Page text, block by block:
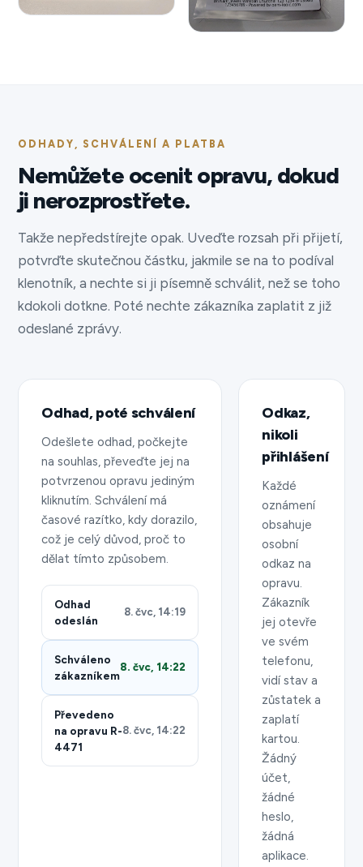
ODHADY, SCHVÁLENÍ A PLATBA
Nemůžete ocenit opravu, dokud
ji nerozprostřete.
Takže nepředstírejte opak. Uveďte rozsah při přijetí,
potvrďte skutečnou částku, jakmile se na to podíval
klenotník, a nechte si ji písemně schválit, než se toho
kdokoli dotkne. Poté nechte zákazníka zaplatit z již
odeslané zprávy.
Odhad, poté schválení
Odešlete odhad, počkejte
na souhlas, převeďte jej na
potvrzenou opravu jediným
kliknutím. Schválení má
časové razítko, kdy dorazilo,
což je celý důvod, proč to
dělat tímto způsobem.
Odhad
odeslán
8. čvc, 14:19
Schváleno
zákazníkem
8. čvc, 14:22
Převedeno
na opravu R-
4471
8. čvc, 14:22
Odkaz,
nikoli
přihlášení
Každé
oznámení
obsahuje
osobní
odkaz na
opravu.
Zákazník
jej otevře
ve svém
telefonu,
vidí stav a
zůstatek a
zaplatí
kartou.
Žádný
účet,
žádné
heslo,
žádná
aplikace.